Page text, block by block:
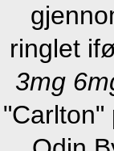
ringlet
3mg
"Carlton"